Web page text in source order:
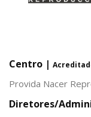
Centro |
Provida Nacer
Diretores/